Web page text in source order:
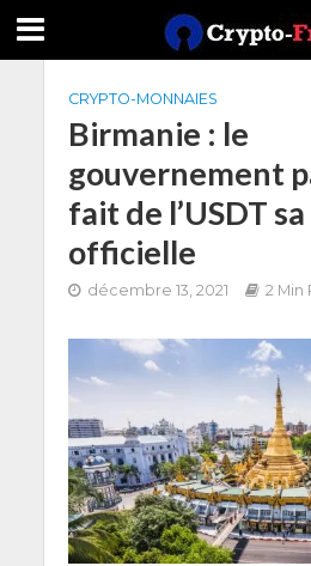
CRYPTO-MONNAIES
Birmanie : le
gouvernement
fait de l’USDT
officielle
décembre 13, 2021 2 Min